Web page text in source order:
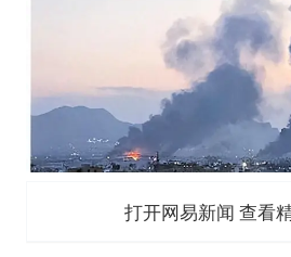
上海大部
《龙餐馆
打开网易新闻 查看